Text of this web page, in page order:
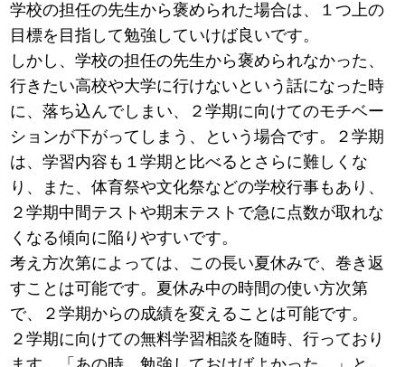
学校の担任の先生から褒められた場合は、１つ上の
目標を目指して勉強していけば良いです。
しかし、学校の担任の先生から褒められなかった、
行きたい高校や大学に行けないという話になった時
に、落ち込んでしまい、２学期に向けてのモチベー
ションが下がってしまう、という場合です。２学期
は、学習内容も１学期と比べるとさらに難しくな
り、また、体育祭や文化祭などの学校行事もあり、
２学期中間テストや期末テストで急に点数が取れな
くなる傾向に陥りやすいです。
考え方次第によっては、この長い夏休みで、巻き返
すことは可能です。夏休み中の時間の使い方次第
で、２学期からの成績を変えることは可能です。
２学期に向けての無料学習相談を随時、行っており